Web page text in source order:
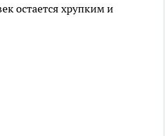
остается хрупким и